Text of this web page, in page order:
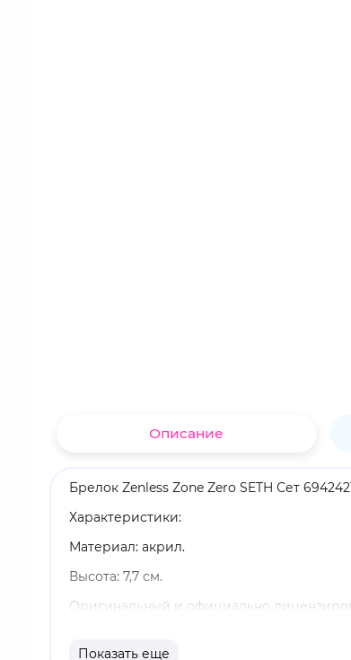
Описание
Брелок Zenless Zone Zero SETH Сет
Характеристики:
Материал: акрил.
Высота: 7,7 см.
Оригинальный и официально
Показать еще